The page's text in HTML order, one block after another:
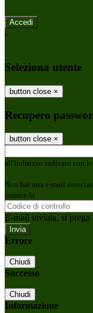
-
Seleziona utente
button close ×
Recupero
button close ×
all'indirizzo indicato con le
Non hai una e-mail
tramite la
E-mail inviata, si
Errore
Chiudi
Successo
Chiudi
Informazione